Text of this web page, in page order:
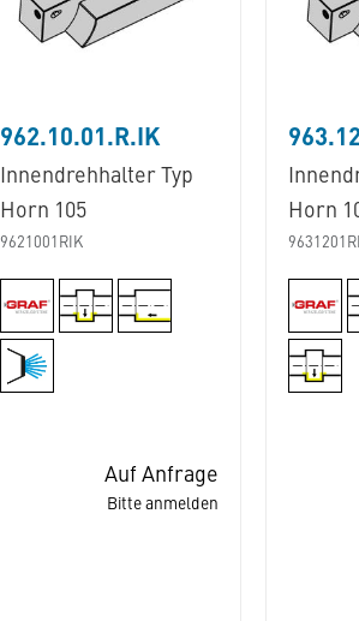
962.10.01.R.IK
Innendrehhalter Typ
Horn 105
9621001RIK
Auf Anfrage
Bitte anmelden
Horn